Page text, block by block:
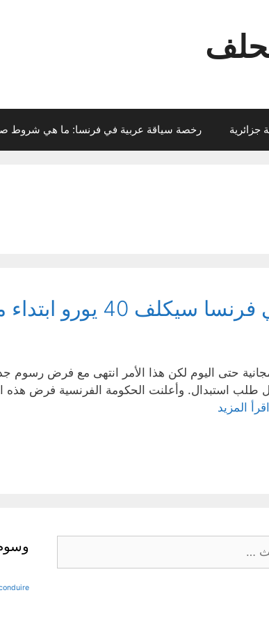
رخصة سياقة عربية في فرنسا: ما هي شروط
من يوم 4 مايو 2026
شراء طابع بمبلغ 40 يورو عند كل طلب استبدال. وأعلنت الحكومة
اقرأ المزيد